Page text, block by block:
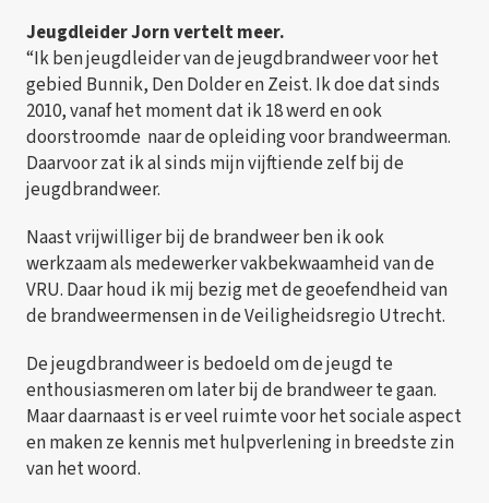
Jeugdleider Jorn vertelt meer.
“Ik ben jeugdleider van de jeugdbrandweer voor het
gebied Bunnik, Den Dolder en Zeist. Ik doe dat sinds
2010, vanaf het moment dat ik 18 werd en ook
doorstroomde naar de opleiding voor brandweerman.
Daarvoor zat ik al sinds mijn vijftiende zelf bij de
jeugdbrandweer.
Naast vrijwilliger bij de brandweer ben ik ook
werkzaam als medewerker vakbekwaamheid van de
VRU. Daar houd ik mij bezig met de geoefendheid van
de brandweermensen in de Veiligheidsregio Utrecht.
De jeugdbrandweer is bedoeld om de jeugd te
enthousiasmeren om later bij de brandweer te gaan.
Maar daarnaast is er veel ruimte voor het sociale aspect
en maken ze kennis met hulpverlening in breedste zin
van het woord.